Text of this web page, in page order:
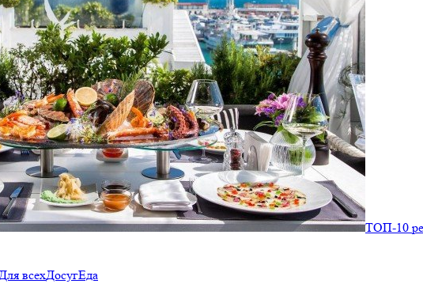
ТОП-10
всехДосугЕда